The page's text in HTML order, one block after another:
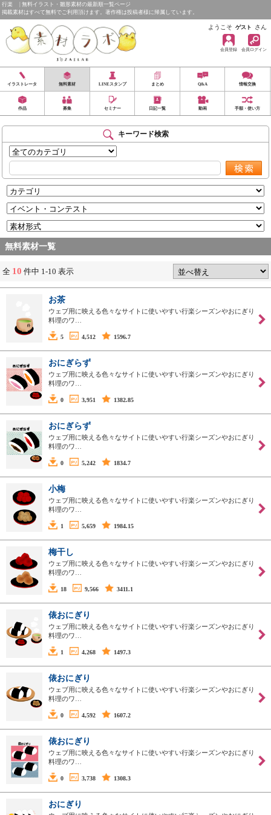
行楽 | 無料イラスト・雛形素材の最新順一覧ページ
掲載素材はすべて無料でご利用頂けます。著作権は投稿者様に帰属しています。
ようこそ ゲスト さん
会員登録 会員ログイン
イラストレータ 無料素材 LINEスタンプ まとめ Q&A 情報交換
作品 募集 セミナー 日記一覧 動画 手順・使い方
キーワード検索
無料素材一覧
全 10 件中 1-10 表示
お茶
ウェブ用に映える色々なサイトに使いやすい行楽シーズンやおにぎり
料理のワ…
5 4,512 1596.7
おにぎらず
ウェブ用に映える色々なサイトに使いやすい行楽シーズンやおにぎり
料理のワ…
0 3,951 1382.85
おにぎらず
ウェブ用に映える色々なサイトに使いやすい行楽シーズンやおにぎり
料理のワ…
0 5,242 1834.7
小梅
ウェブ用に映える色々なサイトに使いやすい行楽シーズンやおにぎり
料理のワ…
1 5,659 1984.15
梅干し
ウェブ用に映える色々なサイトに使いやすい行楽シーズンやおにぎり
料理のワ…
18 9,566 3411.1
俵おにぎり
ウェブ用に映える色々なサイトに使いやすい行楽シーズンやおにぎり
料理のワ…
1 4,268 1497.3
俵おにぎり
ウェブ用に映える色々なサイトに使いやすい行楽シーズンやおにぎり
料理のワ…
0 4,592 1607.2
俵おにぎり
ウェブ用に映える色々なサイトに使いやすい行楽シーズンやおにぎり
料理のワ…
0 3,738 1308.3
おにぎり